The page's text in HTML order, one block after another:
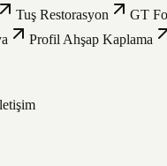
Tuş Restorasyon
GT
Profil Ahşap Kaplama